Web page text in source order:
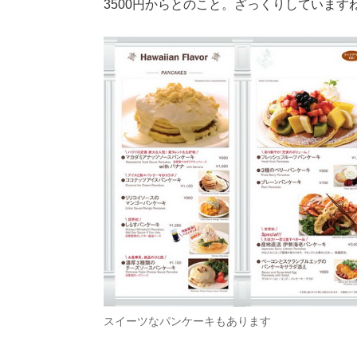
3500円からとのこと。ざっくりしています
スイーツなパンケーキもあります